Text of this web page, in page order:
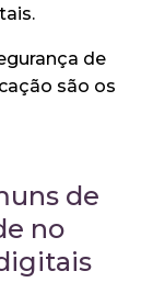
de
são os
de
no